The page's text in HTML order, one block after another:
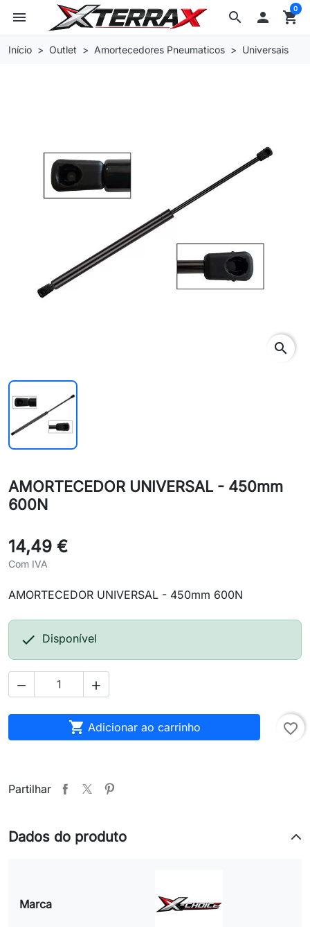
search
menu  shopping_cart
0
Início Outlet Amortecedores Pneumaticos Universais
search
AMORTECEDOR UNIVERSAL - 450mm
600N
14,49 €
Com IVA
AMORTECEDOR UNIVERSAL - 450mm 600N
 Disponível
 
 Adicionar ao carrinho favorite_border
Partilhar
Dados do produto
Marca